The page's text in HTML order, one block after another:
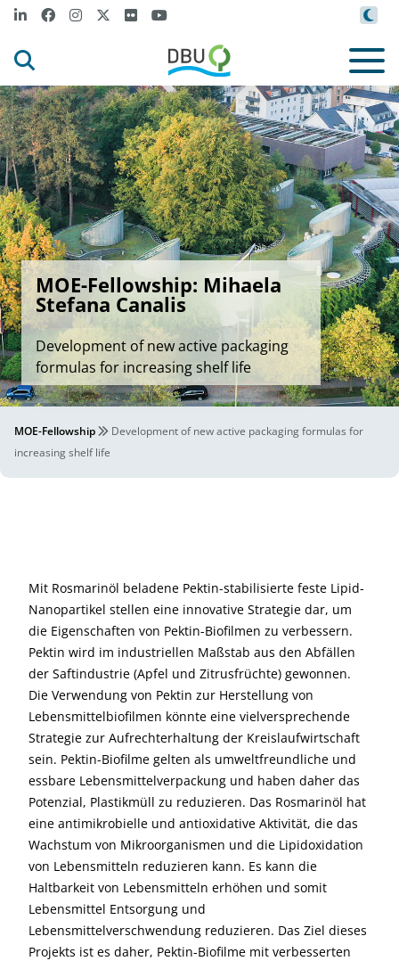
MOE-Fellowship: Mihaela
Stefana Canalis
Development of new active packaging
formulas for increasing shelf life
MOE-Fellowship
Development of new active packaging formulas for
increasing shelf life
Mit Rosmarinöl beladene Pektin-stabilisierte feste Lipid-
Nanopartikel stellen eine innovative Strategie dar, um
die Eigenschaften von Pektin-Biofilmen zu verbessern.
Pektin wird im industriellen Maßstab aus den Abfällen
der Saftindustrie (Apfel und Zitrusfrüchte) gewonnen.
Die Verwendung von Pektin zur Herstellung von
Lebensmittelbiofilmen könnte eine vielversprechende
Strategie zur Aufrechterhaltung der Kreislaufwirtschaft
sein. Pektin-Biofilme gelten als umweltfreundliche und
essbare Lebensmittelverpackung und haben daher das
Potenzial, Plastikmüll zu reduzieren. Das Rosmarinöl hat
eine antimikrobielle und antioxidative Aktivität, die das
Wachstum von Mikroorganismen und die Lipidoxidation
von Lebensmitteln reduzieren kann. Es kann die
Haltbarkeit von Lebensmitteln erhöhen und somit
Lebensmittel Entsorgung und
Lebensmittelverschwendung reduzieren. Das Ziel dieses
Projekts ist es daher, Pektin-Biofilme mit verbesserten